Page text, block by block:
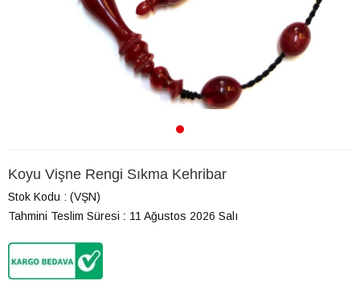
Koyu Vişne Rengi Sıkma Kehribar
Stok Kodu
(VŞN)
Tahmini Teslim Süresi : 11 Ağustos 2026 Salı